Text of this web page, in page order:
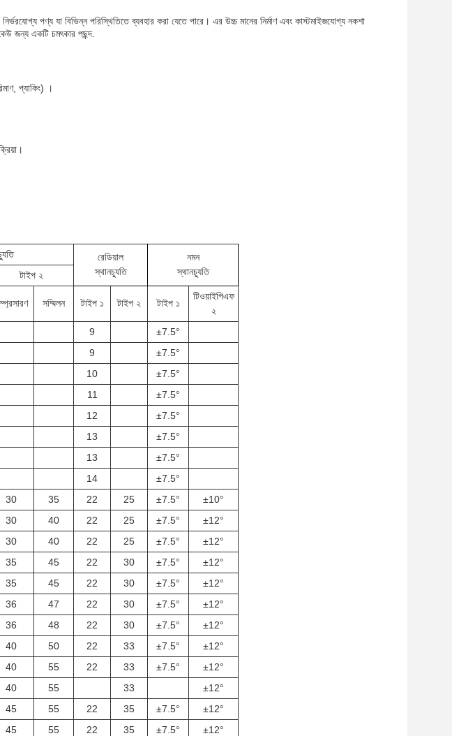
পণ্য যা বিভিন্ন পরিস্থিতিতে ব্যবহার করা যেতে পারে। এর উচ্চ মানের নির্মাণ এবং কাস্টমাইজযোগ্য নকশা
জন্য একটি চমৎকার পছন্দ.
প্যাকিং) ।
রেডিয়াল
স্থানচ্যুতি
নমন
স্থানচ্যুতি
টাইপ ২
সম্মিলন টাইপ ১ টাইপ ২ টাইপ ১
টিওয়াইপিএফ
২
9
±7.5°
9
±7.5°
10
±7.5°
11
±7.5°
12
±7.5°
13
±7.5°
13
±7.5°
14
±7.5°
30 35 22 25 ±7.5°
±10°
30 40 22 25 ±7.5°
±12°
30 40 22 25 ±7.5°
±12°
35 45 22 30 ±7.5°
±12°
35 45 22 30 ±7.5°
±12°
36 47 22 30 ±7.5°
±12°
36 48 22 30 ±7.5°
±12°
40 50 22 33 ±7.5°
±12°
40 55 22 33 ±7.5°
±12°
40 55 33
±12°
45 55 22 35 ±7.5°
±12°
45 55 22 35 ±7.5°
±12°